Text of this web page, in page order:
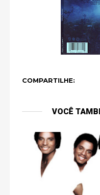
COMPARTILHE:
VOCÊ